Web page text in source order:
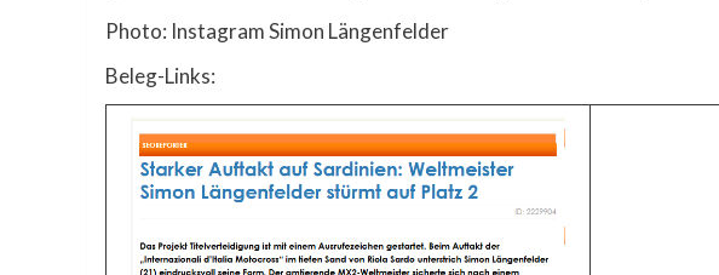
Photo: Instagram Simon Längenfelder
Beleg-Links: